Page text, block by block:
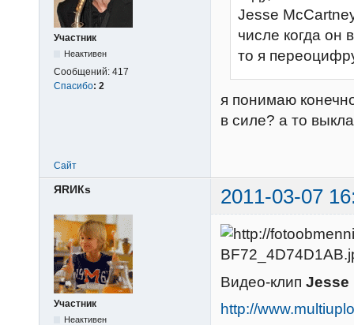
Участник
Неактивен
Сообщений: 417
Спасибо: 2
Jesse
числе когда он
то я
я понимаю
в силе? а то
Сайт
ЯRИКs 2011-03-07
Участник
Неактивен
Видео-клип Jesse
http://